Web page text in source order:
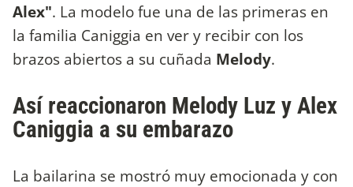
Alex". La modelo fue una de las primeras en
la familia Caniggia en ver y recibir con los
brazos abiertos a su cuñada Melody.
Así reaccionaron Melody Luz y Alex
Caniggia a su embarazo
La bailarina se mostró muy emocionada y con